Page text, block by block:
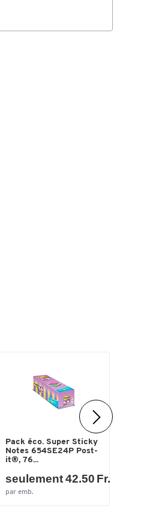
Pack éco. Super Sticky
Notes 654SE24P Post-
it®, 76...
seulement 42.50 Fr.
par emb.